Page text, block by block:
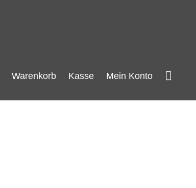
Warenkorb Kasse Mein Konto